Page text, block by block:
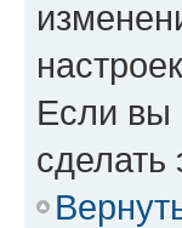
Если вы
сделать